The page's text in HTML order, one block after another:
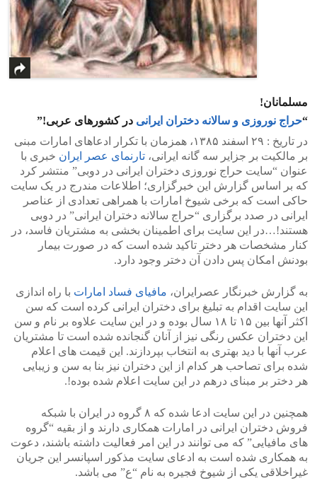
مسلمانان!
“حراج نوروزی و سالانه دختران ایرانی در کشورهای عربی!”
در تاریخ : ۲۹ اسفند ۱۳۸۵، همزمان با تکرار ادعاهای امارات مبنی
بر مالکیت بر جزایر سه گانه ایرانی، تارنمای عصر ایران خبری با
عنوان “سایت حراج نوروزی دختران ایرانی در دوبی” منتشر کرد
که بر اساس گزارش این خبرگزاری؛ اطلاعات مندرج در یک سایت
حاکی است که برخی شیوخ امارات با همراهی تعدادی از عناصر
ایرانی در صدد برگزاری “حراج سالانه دختران ایرانی” در دوبی
هستند!…در این سایت برای اطمینان بخشی به مشتریان فاسد، در
کنار مشخصات هر دختر تاکید شده است که در صورت بیمار
بودنش امکان پس دادن آن دختر وجود دارد.
به گزارش خبرنگار عصرایران، مافیای فساد امارات با راه اندازی
این سایت اقدام به تبلیغ برای دختران ایرانی کرده است که سن
اکثر آنها بین ۱۵ تا ۱۸ سال بوده و در این سایت علاوه بر نام و سن
این دختران عکس رنگی نیز از آنان گنجانده شده است تا مشتریان
عرب آنها با دید بهتری به انتخاب بپردازند. این قیمت های اعلام
شده برای تصاحب هر کدام از این دختران نیز بنا به سن و زیبایی
هر دختر بر مبنای درهم در این سایت اعلام شده بوده!.
همچنین در این سایت ادعا شده که ۸ گروه در ایران با شبکه
فروش دختران ایرانی در امارات همکاری دارند و از بقیه “گروه
های مافیایی” که می توانند در این امر فعالیت داشته باشند، دعوت
به همکاری شده است به ادعای سایت مذکور اسپانسر این جریان
غیراخلاقی یکی از شیوخ فجیره به نام “ع” می باشد.